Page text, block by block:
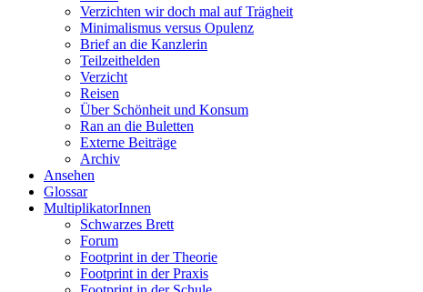
Verzichten wir doch mal auf Trägheit
Minimalismus versus Opulenz
Brief an die Kanzlerin
Teilzeithelden
Verzicht
Reisen
Über Schönheit und Konsum
Ran an die Buletten
Externe Beiträge
Archiv
Ansehen
Glossar
MultiplikatorInnen
Schwarzes Brett
Forum
Footprint in der Theorie
Footprint in der Praxis